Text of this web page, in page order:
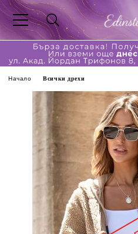
Начало Всички дрехи